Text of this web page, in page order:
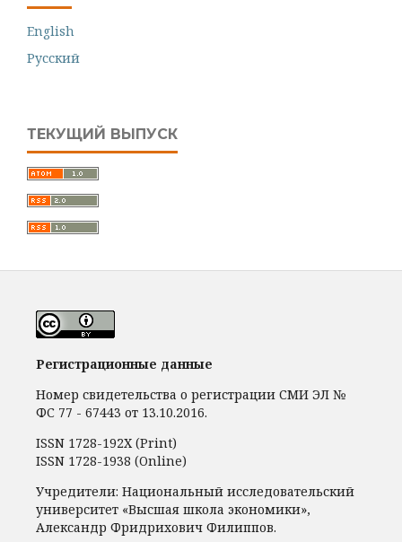
English
Русский
ТЕКУЩИЙ ВЫПУСК
Регистрационные данные
Номер свидетельства о регистрации СМИ ЭЛ №
ФС 77 - 67443 от 13.10.2016.
ISSN 1728-192Х (Print)
ISSN 1728-1938 (Online)
Учредители: Национальный исследовательский
университет «Высшая школа экономики»,
Александр Фридрихович Филиппов.